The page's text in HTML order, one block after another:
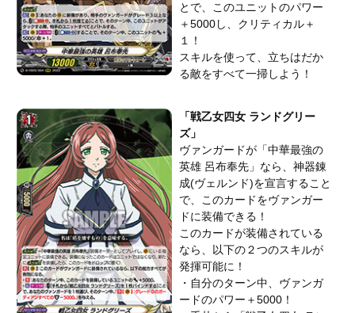
とで、このユニットのパワー
＋5000し、クリティカル＋
１！
スキルを使って、立ちはだか
る敵をすべて一掃しよう！
「戦乙女四女 ランドグリー
ズ」
ヴァンガードが「中華最強の
英雄 呂布奉先」なら、神器錬
成(ヴェルンド)を宣言すること
で、このカードをヴァンガー
ドに装備できる！
このカードが装備されている
なら、以下の２つのスキルが
発揮可能に！
・自分のターン中、ヴァンガ
ードのパワー＋5000！